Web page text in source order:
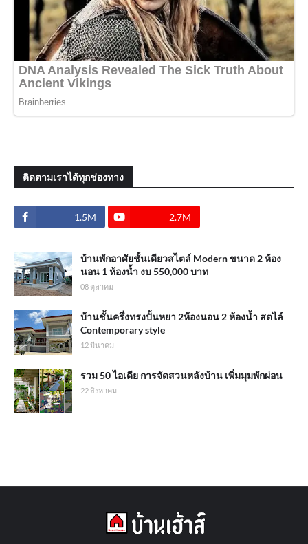
ติดตามเราได้ทุกช่องทาง
1.5M 2.7M
บ้านพักอาศัยชั้นเดียวสไตล์ Modern ขนาด 2 ห้อง
นอน 1 ห้องน้ำ งบ 550,000 บาท
08 ตุลาคม
บ้านชั้นครึ่งทรงปั้นหยา 2ห้องนอน 2 ห้องน้ำ สตไล์
Contemporary style
12 มีนาคม
รวม 50 ไอเดีย การจัดสวนหลังบ้าน เพิ่มมุมพักผ่อน
22 สิงหาคม